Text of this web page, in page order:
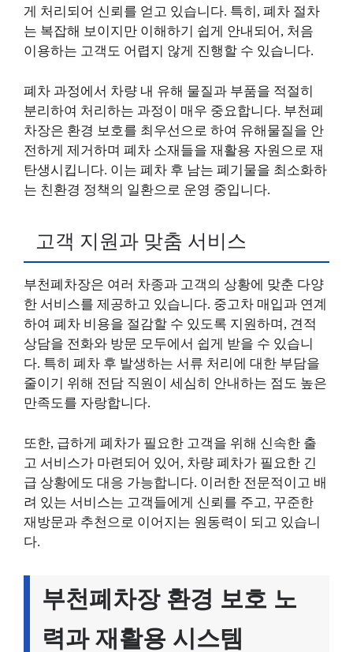
게 처리되어 신뢰를 얻고 있습니다. 특히, 폐차 절차
는 복잡해 보이지만 이해하기 쉽게 안내되어, 처음
이용하는 고객도 어렵지 않게 진행할 수 있습니다.
폐차 과정에서 차량 내 유해 물질과 부품을 적절히
분리하여 처리하는 과정이 매우 중요합니다. 부천폐
차장은 환경 보호를 최우선으로 하여 유해물질을 안
전하게 제거하며 폐차 소재들을 재활용 자원으로 재
탄생시킵니다. 이는 폐차 후 남는 폐기물을 최소화하
는 친환경 정책의 일환으로 운영 중입니다.
고객 지원과 맞춤 서비스
부천폐차장은 여러 차종과 고객의 상황에 맞춘 다양
한 서비스를 제공하고 있습니다. 중고차 매입과 연계
하여 폐차 비용을 절감할 수 있도록 지원하며, 견적
상담을 전화와 방문 모두에서 쉽게 받을 수 있습니
다. 특히 폐차 후 발생하는 서류 처리에 대한 부담을
줄이기 위해 전담 직원이 세심히 안내하는 점도 높은
만족도를 자랑합니다.
또한, 급하게 폐차가 필요한 고객을 위해 신속한 출
고 서비스가 마련되어 있어, 차량 폐차가 필요한 긴
급 상황에도 대응 가능합니다. 이러한 전문적이고 배
려 있는 서비스는 고객들에게 신뢰를 주고, 꾸준한
재방문과 추천으로 이어지는 원동력이 되고 있습니
다.
부천폐차장 환경 보호 노
력과 재활용 시스템